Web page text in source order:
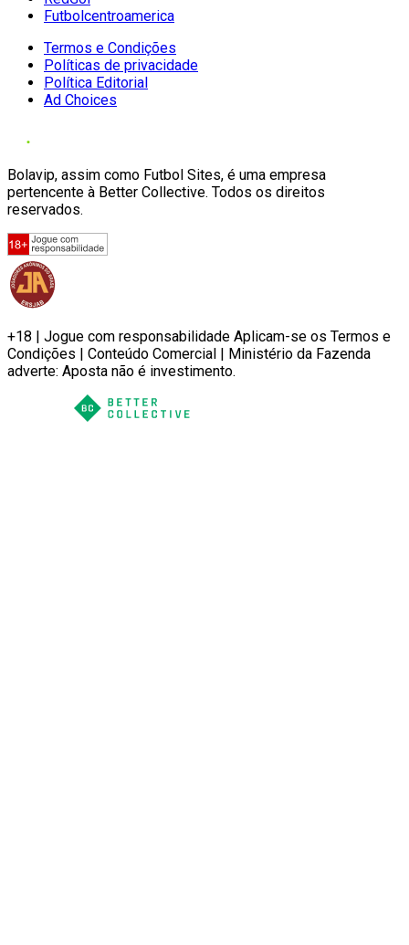
Futbolcentroamerica
Termos e Condições
Políticas de privacidade
Política Editorial
Ad Choices
Bolavip, assim como Futbol Sites, é uma empresa
pertencente à Better Collective. Todos os direitos
reservados.
+18 | Jogue com responsabilidade Aplicam-se os Termos e
Condições | Conteúdo Comercial | Ministério da Fazenda
adverte: Aposta não é investimento.